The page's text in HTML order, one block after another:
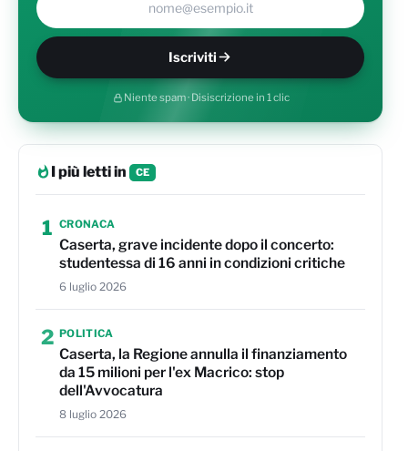
Iscriviti
Niente spam · Disiscrizione in 1 clic
I più letti in CE
1 CRONACA
Caserta, grave incidente dopo il concerto:
studentessa di 16 anni in condizioni critiche
6 luglio 2026
2 POLITICA
Caserta, la Regione annulla il finanziamento
da 15 milioni per l'ex Macrico: stop
dell'Avvocatura
8 luglio 2026